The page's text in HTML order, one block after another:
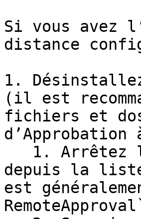
Si vous avez
distance
1.
(il est
fichiers et
depuis la liste
est